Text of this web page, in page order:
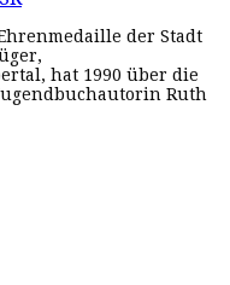
der Stadt
hat 1990 über die
Ruth